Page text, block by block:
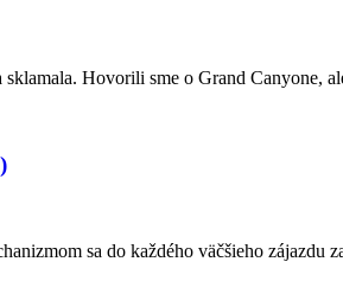
Hovorili sme o Grand Canyone,
sa do každého väčšieho zájazdu